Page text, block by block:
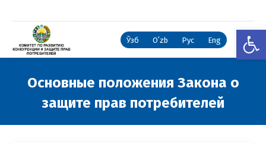
Ўзб Oʻzb Рус Eng
Основные положения Закона о
защите прав потребителей